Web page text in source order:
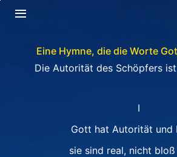
Eine Hymne, die die Worte
Die Autorität des Schöpfers
I
Gott hat Autorität und
sie sind real, nicht